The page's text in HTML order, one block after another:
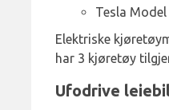
Tesla Model
Elektriske
har 3 kjøretøy
Ufodrive